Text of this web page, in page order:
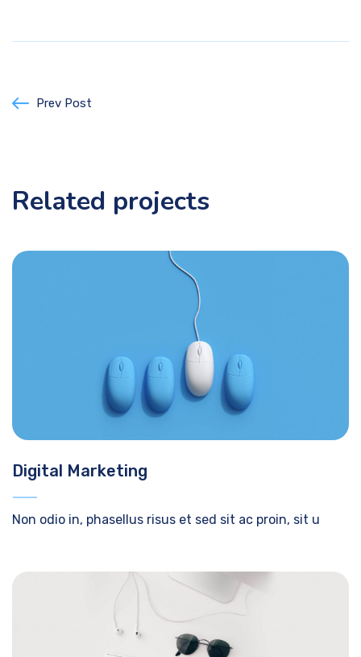
Prev Post
Related projects
Digital Marketing
Non odio in, phasellus risus et sed sit ac proin, sit u